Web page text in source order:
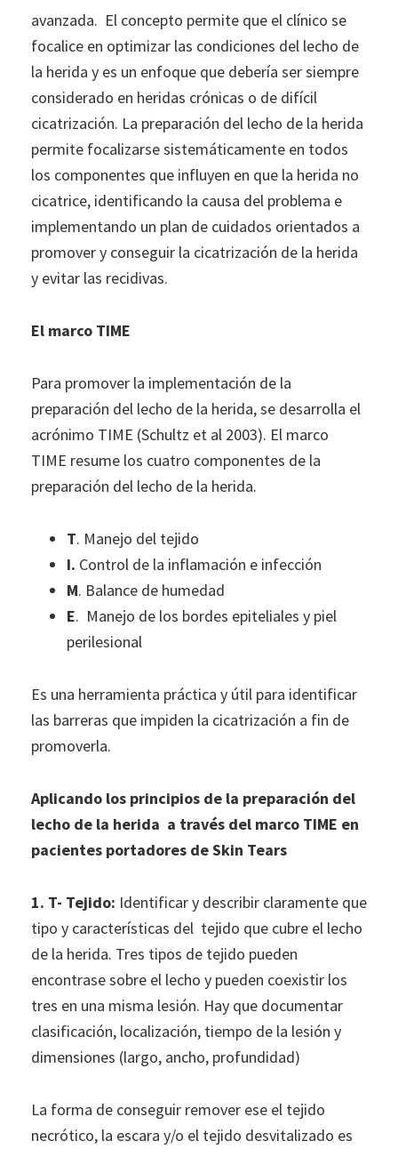
avanzada. El concepto permite que el clínico se
focalice en optimizar las condiciones del lecho de
la herida y es un enfoque que debería ser siempre
considerado en heridas crónicas o de difícil
cicatrización. La preparación del lecho de la herida
permite focalizarse sistemáticamente en todos
los componentes que influyen en que la herida no
cicatrice, identificando la causa del problema e
implementando un plan de cuidados orientados a
promover y conseguir la cicatrización de la herida
y evitar las recidivas.
El marco TIME
Para promover la implementación de la
preparación del lecho de la herida, se desarrolla el
acrónimo TIME (Schultz et al 2003). El marco
TIME resume los cuatro componentes de la
preparación del lecho de la herida.
T. Manejo del tejido
I. Control de la inflamación e infección
M. Balance de humedad
E. Manejo de los bordes epiteliales y piel
perilesional
Es una herramienta práctica y útil para identificar
las barreras que impiden la cicatrización a fin de
promoverla.
Aplicando los principios de la preparación del
lecho de la herida a través del marco TIME en
pacientes portadores de Skin Tears
1. T- Tejido: Identificar y describir claramente que
tipo y características del tejido que cubre el lecho
de la herida. Tres tipos de tejido pueden
encontrase sobre el lecho y pueden coexistir los
tres en una misma lesión. Hay que documentar
clasificación, localización, tiempo de la lesión y
dimensiones (largo, ancho, profundidad)
La forma de conseguir remover ese el tejido
necrótico, la escara y/o el tejido desvitalizado es